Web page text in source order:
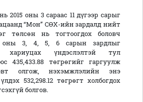
2015 оны 3 сараас 11 дүгээр сарыг
“Мон” СӨХ-ийн зардалд нийт
төлсөн нь тогтоогдох боловч
оны 3, 4, 5, 6 сарын зардлыг
хариуцах үндэслэлтэй тул
435,433.88 төгрөгийг гаргуулж
олгож, нэхэмжлэлийн энэ
532,298.12 төгрөгт холбогдох
болгов.